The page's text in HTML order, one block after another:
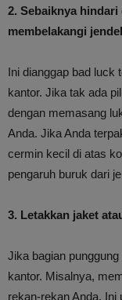
2. Sebaiknya
membelakangi
Ini dianggap bad luck
kantor. Jika tak ada
dengan memasang
Anda. Jika Anda
cermin kecil di atas
pengaruh buruk dari
3. Letakkan jaket
Jika bagian
kantor. Misalnya,
rekan-rekan Anda. Ini